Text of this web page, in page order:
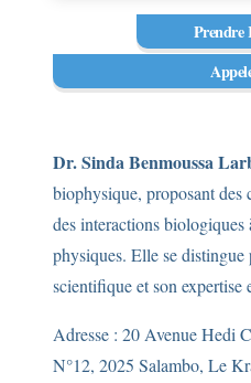
Prendre
Dr. Sinda Benmoussa
biophysique, proposant des
des interactions biologiques
physiques. Elle se distingue
scientifique et son expertise
Adresse : 20 Avenue Hedi
N°12, 2025 Salambo, Le